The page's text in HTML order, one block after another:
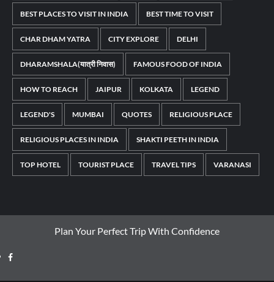
BEST PLACES TO VISIT IN INDIA BEST TIME TO VISIT
CHAR DHAM YATRA CITY EXPLORE DELHI
DHARAMSHALA(यात्री निवास) FAMOUS FOOD OF INDIA
HOW TO REACH JAIPUR KOLKATA LEGEND
LEGEND'S MUMBAI QUOTES RELIGIOUS PLACE
RELIGIOUS PLACES IN INDIA SHAKTI PEETH IN INDIA
TOP HOTEL TOURIST PLACE TRAVEL TIPS VARANASI
Plan Your Perfect Trip With Confidence